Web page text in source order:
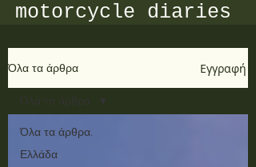
motorcycle diaries
Όλα τα άρθρα Εγγραφή
Όλα τα άρθρα.
Ελλάδα
Όλα τα άρθρα.